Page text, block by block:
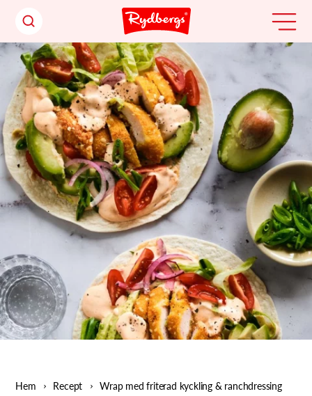
Hem Recept Wrap med friterad kyckling & ranchdressing